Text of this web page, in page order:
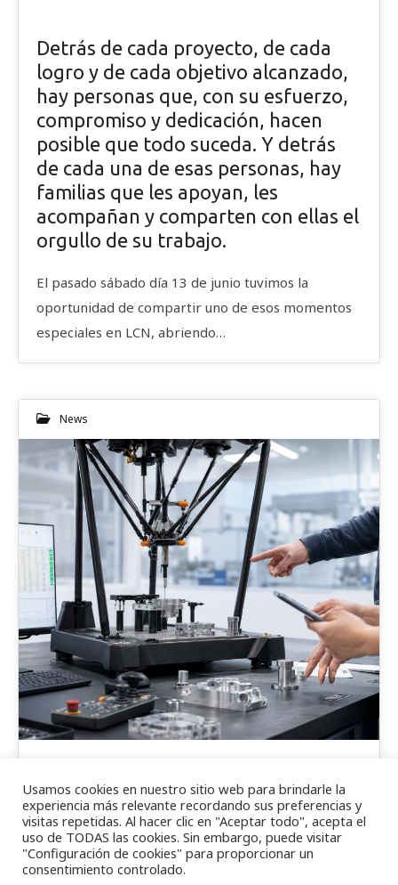
Detrás de cada proyecto, de cada
logro y de cada objetivo alcanzado,
hay personas que, con su esfuerzo,
compromiso y dedicación, hacen
posible que todo suceda. Y detrás
de cada una de esas personas, hay
familias que les apoyan, les
acompañan y comparten con ellas el
orgullo de su trabajo.
El pasado sábado día 13 de junio tuvimos la
oportunidad de compartir uno de esos momentos
especiales en LCN, abriendo…
News
Incorporar medios avanzados es importante.
Preparar a las personas para utilizarlos,
interpretar sus resultados y convertir la
Usamos cookies en nuestro sitio web para brindarle la
experiencia más relevante recordando sus preferencias y
visitas repetidas. Al hacer clic en "Aceptar todo", acepta el
uso de TODAS las cookies. Sin embargo, puede visitar
"Configuración de cookies" para proporcionar un
consentimiento controlado.